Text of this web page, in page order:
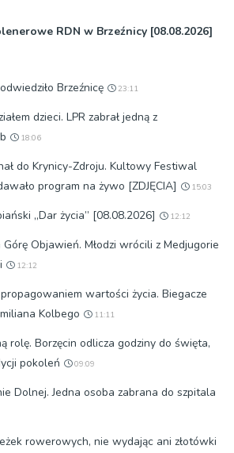
RDN w Brzeźnicy [08.08.2026]
Brzeźnicę 23:11
dzieci. LPR zabrał jedną z
18:06
do Krynicy-Zdroju. Kultowy Festiwal
program na żywo [ZDJĘCIA]
15:03
„Dar życia” [08.08.2026] 12:12
Objawień. Młodzi wrócili z Medjugorie
12:12
wartości życia. Biegacze
Kolbego
11:11
rolę. Borzęcin odlicza godziny do święta,
pokoleń
09:09
Dolnej. Jedna osoba zabrana do szpitala
rowerowych, nie wydając ani złotówki